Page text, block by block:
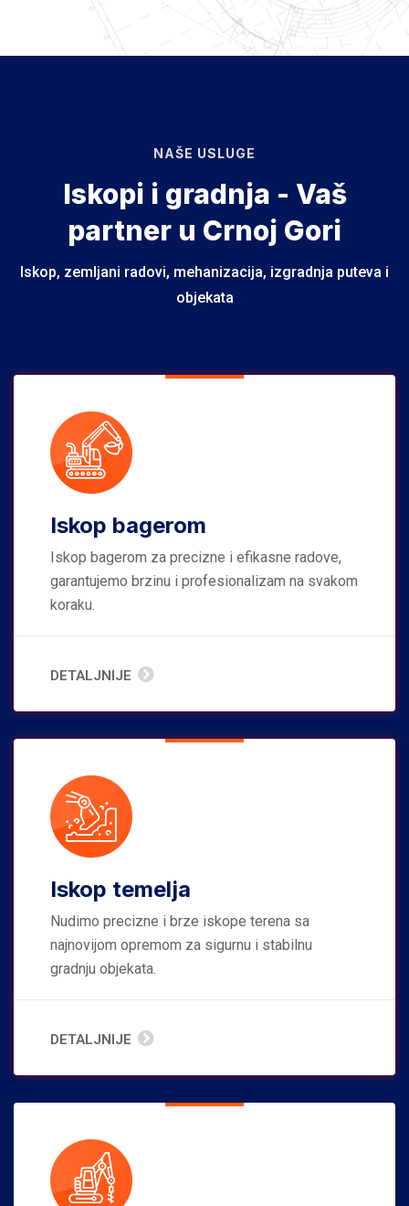
NAŠE USLUGE
Iskopi i gradnja - Vaš
partner u Crnoj Gori
Iskop, zemljani radovi, mehanizacija, izgradnja puteva i
objekata
Iskop bagerom
Iskop bagerom za precizne i efikasne radove,
garantujemo brzinu i profesionalizam na svakom
koraku.
DETALJNIJE
Iskop temelja
Nudimo precizne i brze iskope terena sa
najnovijom opremom za sigurnu i stabilnu
gradnju objekata.
DETALJNIJE